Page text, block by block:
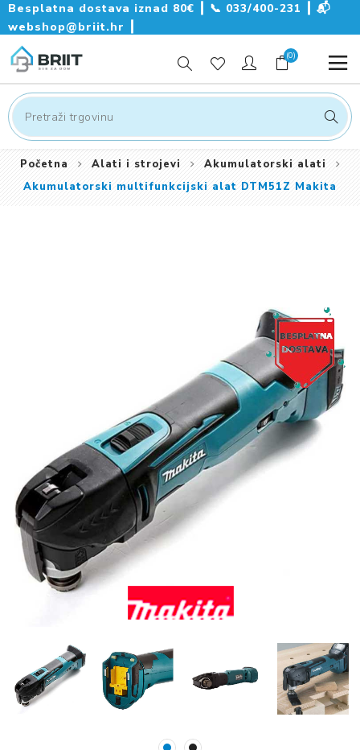
Besplatna dostava iznad 80€ ┃ 📞 033/400-231
📬
webshop@briit.hr
(0)
Početna Alati i strojevi
Akumulatorski alati
Akumulatorski multifunkcijski alat DTM51Z Makita